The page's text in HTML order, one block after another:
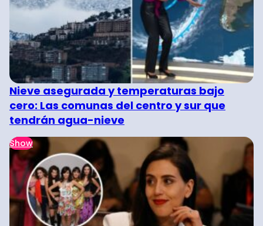
Nieve asegurada y temperaturas bajo
cero: Las comunas del centro y sur que
tendrán agua-nieve
Show